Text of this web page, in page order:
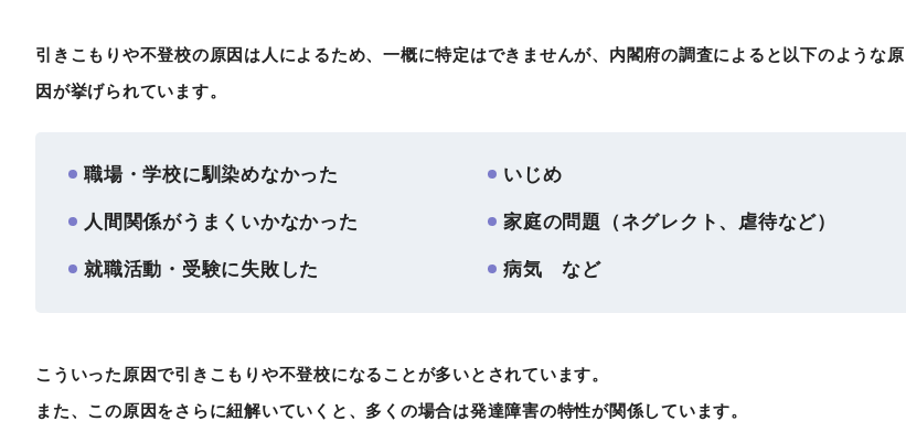
引きこもりや不登校の原因は人によるため、一概に特定はできませんが、内閣府の調査によると以下のような原
因が挙げられています。
職場・学校に馴染めなかった
人間関係がうまくいかなかった
就職活動・受験に失敗した
いじめ
家庭の問題（ネグレクト、虐待など）
病気 など
こういった原因で引きこもりや不登校になることが多いとされています。
また、この原因をさらに紐解いていくと、多くの場合は発達障害の特性が関係しています。